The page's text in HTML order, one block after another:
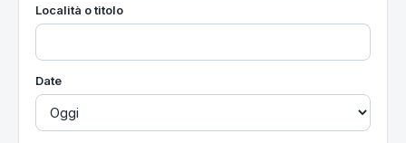
Località o titolo
Date